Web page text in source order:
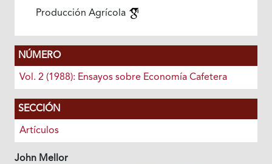
Producción Agrícola
NÚMERO
Vol. 2 (1988): Ensayos sobre Economía Cafetera
SECCIÓN
Artículos
John Mellor